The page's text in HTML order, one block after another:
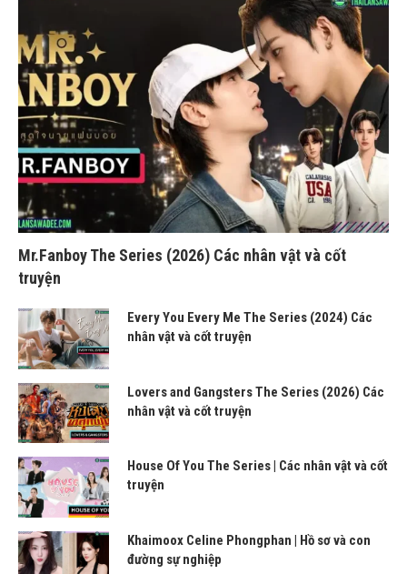
Mr.Fanboy The Series (2026) Các nhân vật và cốt
truyện
Every You Every Me The Series (2024) Các
nhân vật và cốt truyện
Lovers and Gangsters The Series (2026) Các
nhân vật và cốt truyện
House Of You The Series | Các nhân vật và cốt
truyện
Khaimoox Celine Phongphan | Hồ sơ và con
đường sự nghiệp